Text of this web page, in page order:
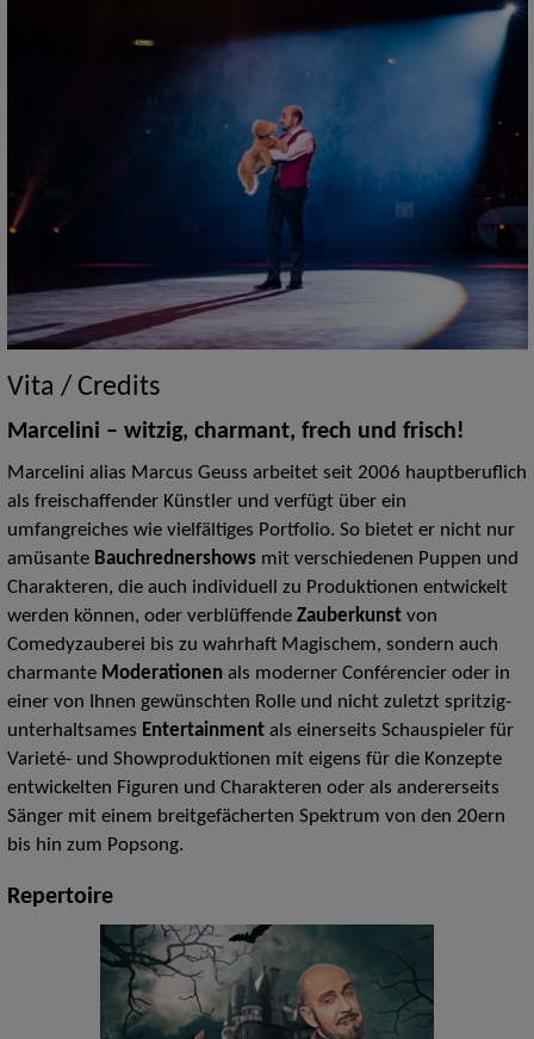
Vita / Credits
Marcelini – witzig, charmant, frech und frisch!
Marcelini alias Marcus Geuss arbeitet seit 2006 hauptberuflich
als freischaffender Künstler und verfügt über ein
umfangreiches wie vielfältiges Portfolio. So bietet er nicht nur
amüsante Bauchrednershowsmit verschiedenen Puppen und
Charakteren, die auch individuell zu Produktionen entwickelt
werden können, oder verblüffende Zauberkunstvon
Comedyzauberei bis zu wahrhaft Magischem, sondern auch
charmante Moderationenals moderner Conférencier oder in
einer von Ihnen gewünschten Rolle und nicht zuletzt spritzig-
unterhaltsames Entertainmentals einerseits Schauspieler für
Varieté- und Showproduktionen mit eigens für die Konzepte
entwickelten Figuren und Charakteren oder als andererseits
Sänger mit einem breitgefächerten Spektrum von den 20ern
bis hin zum Popsong.
Repertoire